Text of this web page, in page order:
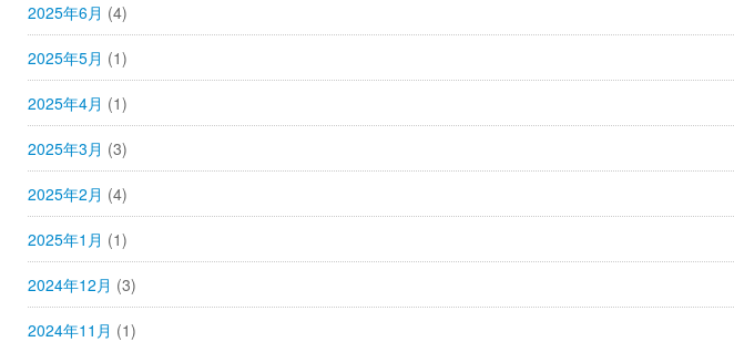
2025年6月 (4)
2025年5月 (1)
2025年4月 (1)
2025年3月 (3)
2025年2月 (4)
2025年1月 (1)
2024年12月 (3)
2024年11月 (1)